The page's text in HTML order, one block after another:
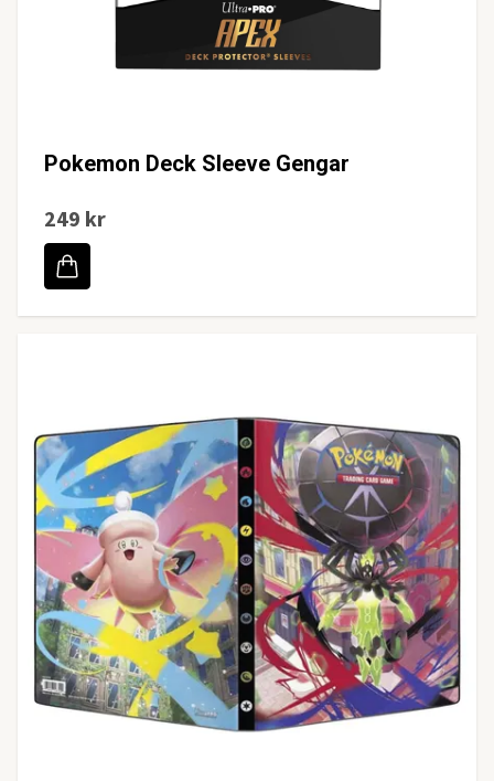
Pokemon Deck Sleeve Gengar
249 kr